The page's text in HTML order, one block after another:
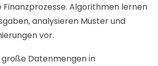
Algorithmen lernen
analysieren Muster und
vor.
große Datenmengen in